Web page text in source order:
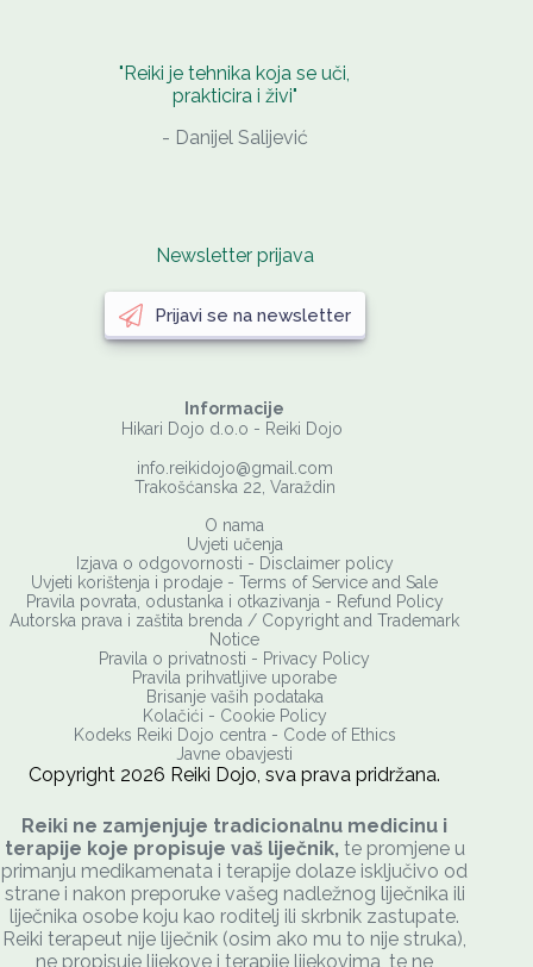
"Reiki je tehnika koja se uči,
prakticira i živi"
- Danijel Salijević
Newsletter prijava
Prijavi se na newsletter
Informacije
Hikari Dojo d.o.o - Reiki Dojo
info.reikidojo@gmail.com
Trakošćanska 22, Varaždin
O nama
Uvjeti učenja
Izjava o odgovornosti - Disclaimer policy
Uvjeti korištenja i prodaje - Terms of Service and Sale
Pravila povrata, odustanka i otkazivanja - Refund Policy
Autorska prava i zaštita brenda / Copyright and Trademark
Notice
Pravila o privatnosti - Privacy Policy
Pravila prihvatljive uporabe
Brisanje vaših podataka
Kolačići - Cookie Policy
Kodeks Reiki Dojo centra - Code of Ethics
Javne obavjesti
Copyright 2026 Reiki Dojo , sva prava pridržana.
Reiki ne zamjenjuje tradicionalnu medicinu i
terapije koje propisuje vaš liječnik, te promjene u
primanju medikamenata i terapije dolaze isključivo od
strane i nakon preporuke vašeg nadležnog liječnika ili
liječnika osobe koju kao roditelj ili skrbnik zastupate.
Reiki terapeut nije liječnik (osim ako mu to nije struka),
ne propisuje lijekove i terapije lijekovima, te ne